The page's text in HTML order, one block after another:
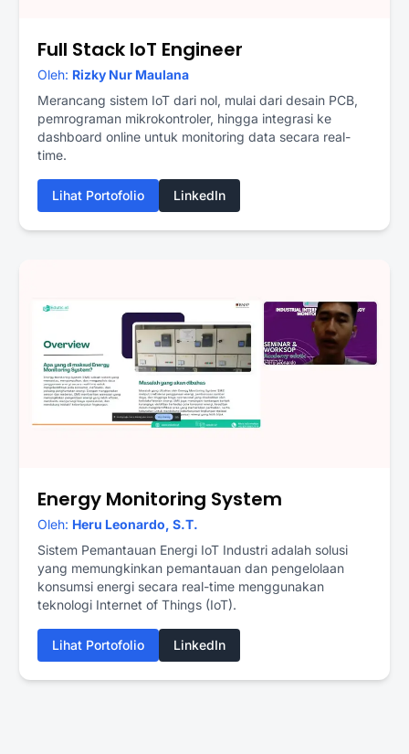
Full Stack IoT Engineer
Oleh: Rizky Nur Maulana
Merancang sistem IoT dari nol, mulai dari desain PCB,
pemrograman mikrokontroler, hingga integrasi ke
dashboard online untuk monitoring data secara real-
time.
Lihat Portofolio LinkedIn
Energy Monitoring System
Oleh: Heru Leonardo, S.T.
Sistem Pemantauan Energi IoT Industri adalah solusi
yang memungkinkan pemantauan dan pengelolaan
konsumsi energi secara real-time menggunakan
teknologi Internet of Things (IoT).
Lihat Portofolio LinkedIn